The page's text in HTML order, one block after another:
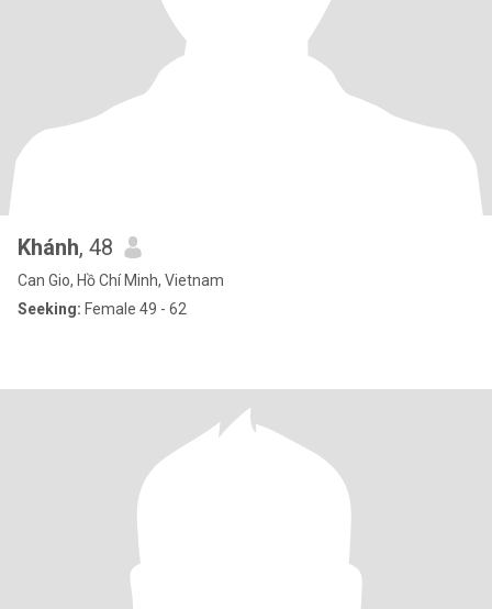
Khánh, 48
Can Gio, Hồ Chí Minh, Vietnam
Seeking: Female 49 - 62